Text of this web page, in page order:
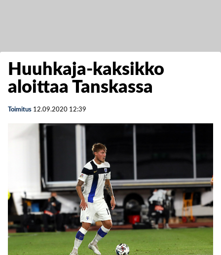
Huuhkaja-kaksikko
aloittaa Tanskassa
Toimitus 12.09.2020 12:39